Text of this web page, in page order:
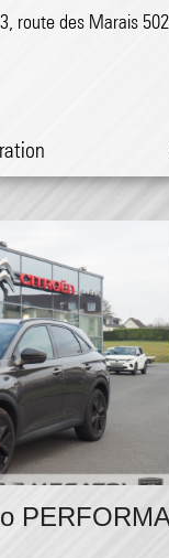
3, route des Marais
130